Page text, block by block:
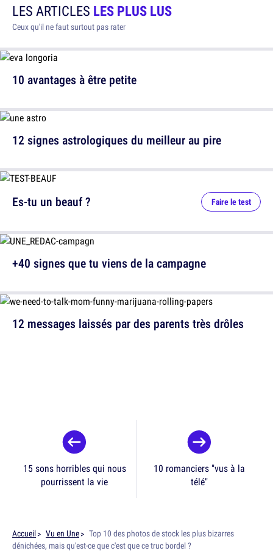
LES ARTICLES LES PLUS LUS
Ceux qu'il ne faut surtout pas rater
10 avantages à être petite
12 signes astrologiques du meilleur au pire
12 messages laissés par des parents très drôles
Es-tu un beauf ? Faire le test
+40 signes que tu viens de la campagne
15 sons horribles qui nous
pourrissent la vie
10 romanciers "vus à la
télé"
Accueil Vu en Une
Top 10 des photos de stock les plus bizarres
dénichées, mais qu'est-ce que c'est que ce truc bordel ?